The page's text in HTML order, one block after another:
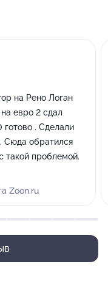
на Рено Логан
евро 2 сдал
готово . Сделали
. Сюда обратился
такой проблемой.
Zoon.ru